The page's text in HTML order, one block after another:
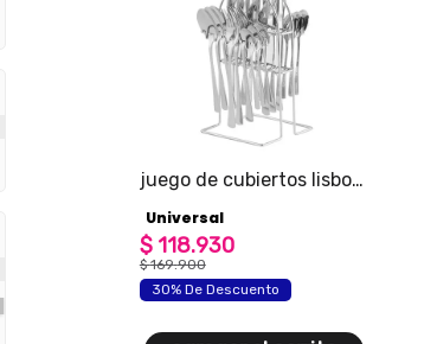
juego de cubiertos lisboa
Universal
$ 118.930
$ 169.900
30% De Descuento